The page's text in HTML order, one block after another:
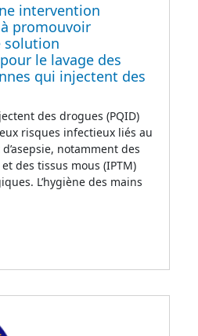
intervention
promouvoir
solution
le lavage des
qui injectent des
des drogues (PQID)
risques infectieux liés au
notamment des
des tissus mous (IPTM)
L’hygiène des mains